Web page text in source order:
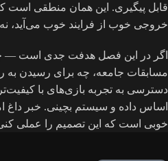
قابل پیگیری. این همان منطقی است
خروجی خوب از فرایند خوب می‌آید،
اگر در این فصل هدفت جدی است —
مسابقات جامعه، چه برای رسیدن به
دسترسی به تجربه بازی‌های با
خوبی است که این تصمیم را عملی